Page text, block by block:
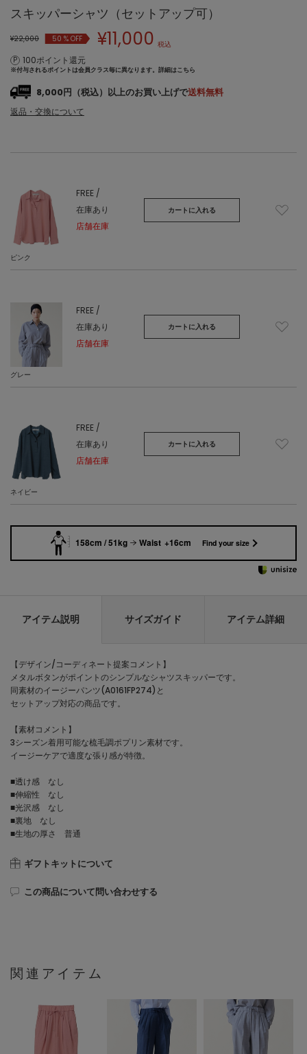
スキッパーシャツ（セットアップ可）
¥22,000 50% OFF ¥11,000 税込
100ポイント還元
※付与されるポイントは会員クラス毎に異なります。 詳細はこちら
8,000円（税込）以上のお買い上げで送料無料
返品・交換について
ピンク
FREE /
在庫あり
店舗在庫
カートに入れる
グレー
FREE /
在庫あり
店舗在庫
カートに入れる
ネイビー
FREE /
在庫あり
店舗在庫
カートに入れる
158cm / 51kg Waist +16cm Find your size
アイテム説明 サイズガイド アイテム詳細
【デザイン/コーディネート提案コメント】
メタルボタンがポイントのシンプルなシャツスキッパーです。
同素材のイージーパンツ(A0161FP274)と
セットアップ対応の商品です。
【素材コメント】
3シーズン着用可能な梳毛調ポプリン素材です。
イージーケアで適度な張り感が特徴。
■透け感 なし
■伸縮性 なし
■光沢感 なし
■裏地 なし
■生地の厚さ 普通
ギフトキットについて
この商品について問い合わせする
関連アイテム